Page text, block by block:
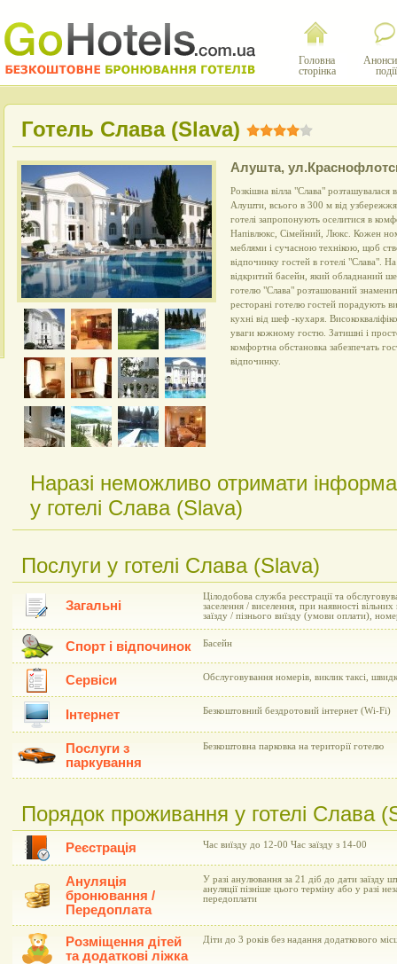
Головна
сторінка
події
Готель Слава (Slava)
Алушта,
Розкішна вілла "Слава"
Алушти, всього в 300 м від
готелі запропонують оселитися в
Напівлюкс, Сімейний, Люкс. Кожен
меблями і сучасною технікою, щоб
відпочинку гостей в готелі "Слава".
відкритий басейн, який обладнаний
готелю "Слава" розташований
ресторані готелю гостей порадують
кухні від шеф -кухаря.
уваги кожному гостю. Затишні і
комфортна обстановка забезпечать
відпочинку.
Наразі неможливо отримати
у готелі Слава (Slava)
Послуги у готелі Слава (Slava)
Загальні
Цілодобова служба реєстрації та
заселення / виселення, при наявності
заїзду / пізнього виїзду (умови оплати),
Спорт і відпочинок Басейн
Сервіси Обслуговування номерів, виклик таксі,
Інтернет Безкоштовний бездротовий інтернет (Wi-Fi)
Послуги з
паркування
Безкоштовна парковка на території готелю
Порядок проживання у готелі Слава
Реєстрація Час виїзду до 12-00 Час заїзду з 14-00
Ануляція
бронювання /
Передоплата
У разі анулювання за 21 діб до дати заїзду
ануляції пізніше цього терміну або у разі
передоплати
Розміщення дітей
та додаткові ліжка
Діти до 3 років без надання додаткового